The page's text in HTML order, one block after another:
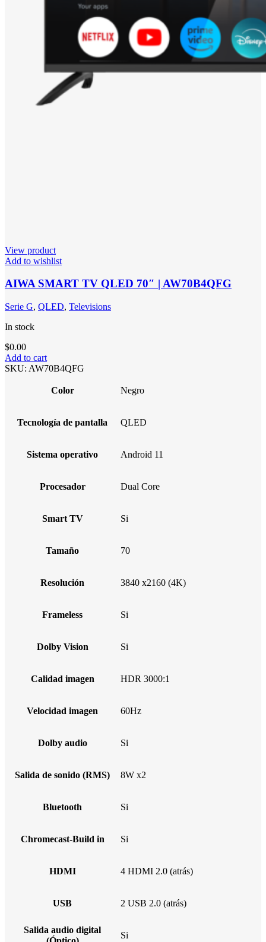
View product
Add to wishlist
AIWA SMART TV QLED 70″ | AW70B4QFG
Serie G, QLED, Televisions
In stock
$0.00
Add to cart
SKU: AW70B4QFG
Color Negro
Tecnología de pantalla QLED
Sistema operativo Android 11
Procesador Dual Core
Smart TV Si
Tamaño 70
Resolución 3840 x2160 (4K)
Frameless Si
Dolby Vision Si
Calidad imagen HDR 3000:1
Velocidad imagen 60Hz
Dolby audio Si
Salida de sonido (RMS) 8W x2
Bluetooth Si
Chromecast-Build in Si
HDMI 4 HDMI 2.0 (atrás)
USB 2 USB 2.0 (atrás)
Salida audio digital
Si